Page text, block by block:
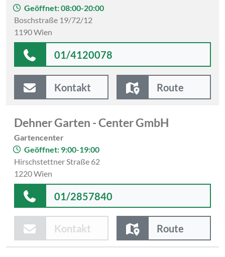
Geöffnet: 08:00-20:00
Boschstraße 19/72/12
1190 Wien
01/4120078
Kontakt Route
Dehner Garten - Center GmbH
Gartencenter
Geöffnet: 9:00-19:00
Hirschstettner Straße 62
1220 Wien
01/2857840
Kontakt Route